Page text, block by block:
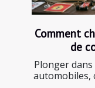
Comment
de
Plonger dans
automobiles,